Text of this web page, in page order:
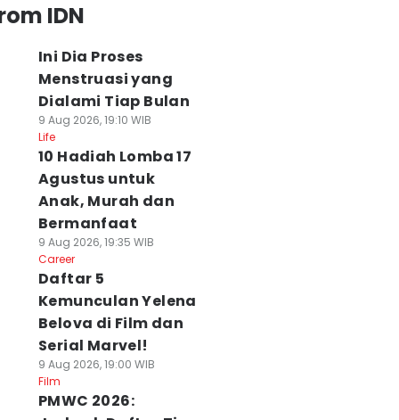
IDN
Ini Dia Proses
Menstruasi yang
Dialami Tiap Bulan
9 Aug 2026, 19:10 WIB
Life
10 Hadiah Lomba 17
Agustus untuk
Anak, Murah dan
Bermanfaat
9 Aug 2026, 19:35 WIB
Career
Daftar 5
Kemunculan Yelena
Belova di Film dan
Serial Marvel!
9 Aug 2026, 19:00 WIB
Film
PMWC 2026: